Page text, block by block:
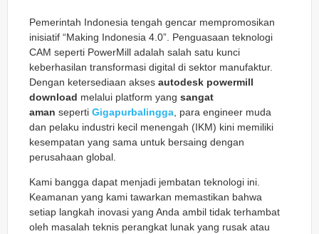
Pemerintah Indonesia tengah gencar mempromosikan
inisiatif “Making Indonesia 4.0”. Penguasaan teknologi
CAM seperti PowerMill adalah salah satu kunci
keberhasilan transformasi digital di sektor manufaktur.
Dengan ketersediaan akses autodesk powermill
download melalui platform yang sangat
aman seperti Gigapurbalingga , para engineer muda
dan pelaku industri kecil menengah (IKM) kini memiliki
kesempatan yang sama untuk bersaing dengan
perusahaan global.
Kami bangga dapat menjadi jembatan teknologi ini.
Keamanan yang kami tawarkan memastikan bahwa
setiap langkah inovasi yang Anda ambil tidak terhambat
oleh masalah teknis perangkat lunak yang rusak atau